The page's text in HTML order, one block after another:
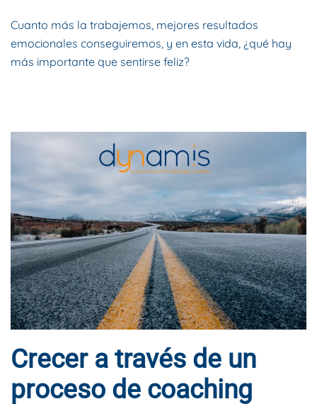
Cuanto más la trabajemos, mejores resultados
emocionales conseguiremos, y en esta vida, ¿qué hay
más importante que sentirse feliz?
Crecer a través de un
proceso de coaching